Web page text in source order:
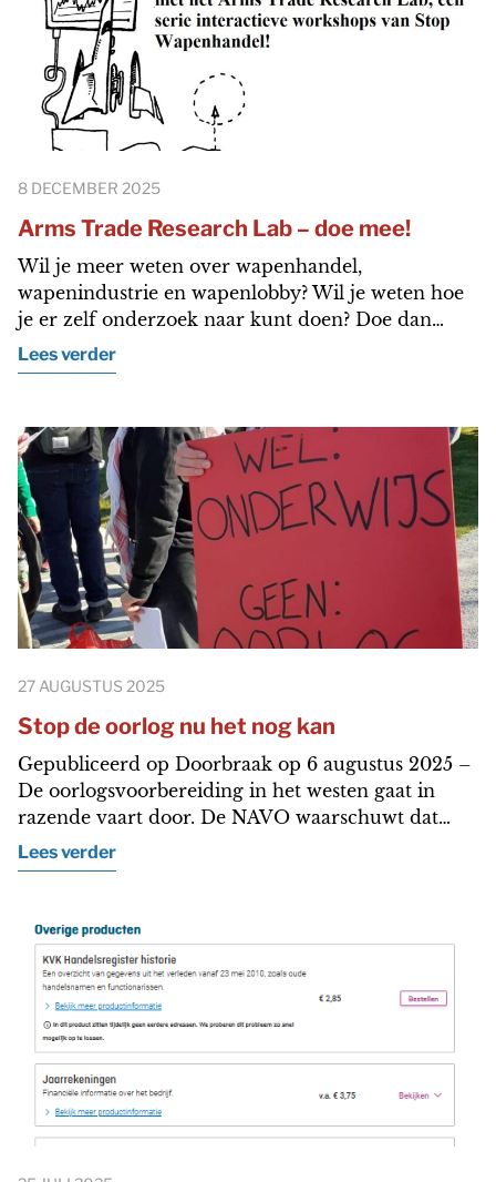
8 DECEMBER 2025
Arms Trade Research Lab – doe mee!
Wil je meer weten over wapenhandel,
wapenindustrie en wapenlobby? Wil je weten hoe
je er zelf onderzoek naar kunt doen? Doe dan…
Lees verder
27 AUGUSTUS 2025
Stop de oorlog nu het nog kan
Gepubliceerd op Doorbraak op 6 augustus 2025 –
De oorlogsvoorbereiding in het westen gaat in
razende vaart door. De NAVO waarschuwt dat…
Lees verder